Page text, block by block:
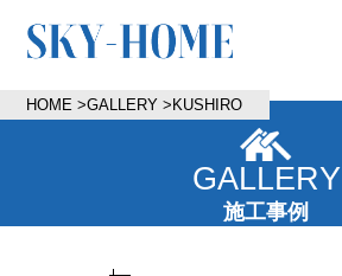
GALLERY
施工事例
HOME >GALLERY > KUSHIRO